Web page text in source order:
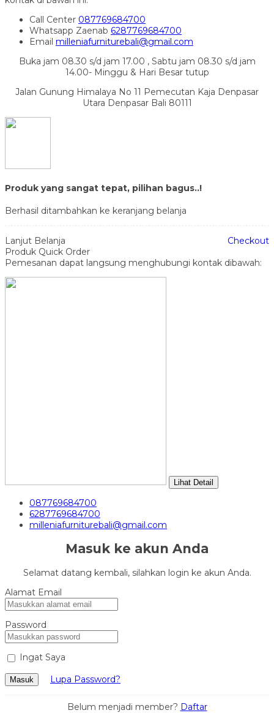
Call Center 087769684700
Whatsapp Zaenab 6287769684700
Email milleniafurniturebali@gmail.com
Buka jam 08.30 s/d jam 17.00 , Sabtu jam 08.30 s/d jam
14.00- Minggu & Hari Besar tutup
Jalan Gunung Himalaya No 11 Pemecutan Kaja Denpasar
Utara Denpasar Bali 80111
Produk yang sangat tepat, pilihan bagus..!
Berhasil ditambahkan ke keranjang belanja
Lanjut Belanja
Checkout
Produk Quick Order
Pemesanan dapat langsung menghubungi kontak dibawah:
Lihat Detail
087769684700
6287769684700
milleniafurniturebali@gmail.com
Masuk ke akun Anda
Selamat datang kembali, silahkan login ke akun Anda.
Alamat Email
Password
Ingat Saya
Masuk Lupa Password?
Belum menjadi member? Daftar